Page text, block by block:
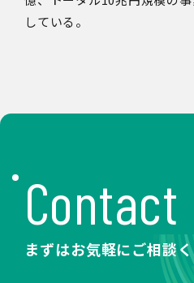
している。
Contact
まずはお気軽にご相談